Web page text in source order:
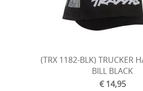
(TRX 1182-BLK) TRUCKER
BILL BLACK
€ 14,95